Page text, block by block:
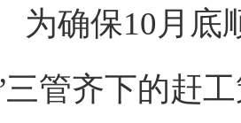
确保10月底顺
三管齐下的赶